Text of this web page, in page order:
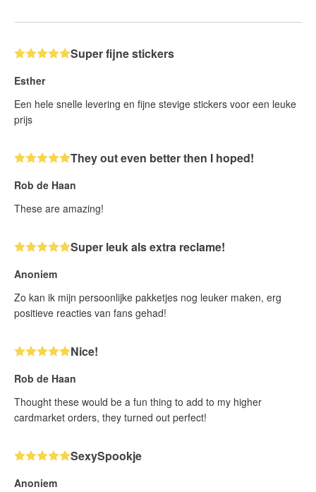
Super fijne stickers
Esther
Een hele snelle levering en fijne stevige stickers voor een leuke
prijs
They out even better then I hoped!
Rob de Haan
These are amazing!
Super leuk als extra reclame!
Anoniem
Zo kan ik mijn persoonlijke pakketjes nog leuker maken, erg
positieve reacties van fans gehad!
Nice!
Rob de Haan
Thought these would be a fun thing to add to my higher
cardmarket orders, they turned out perfect!
SexySpookje
Anoniem